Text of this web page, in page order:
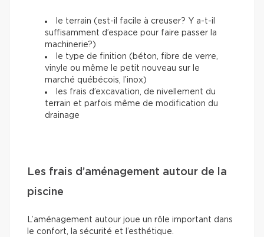
le terrain (est-il facile à creuser? Y a-t-il
suffisamment d’espace pour faire passer la
machinerie?)
le type de finition (béton, fibre de verre,
vinyle ou même le petit nouveau sur le
marché québécois, l’inox)
les frais d’excavation, de nivellement du
terrain et parfois même de modification du
drainage
Les frais d’aménagement autour de la
piscine
L’aménagement autour joue un rôle important dans
le confort, la sécurité et l’esthétique.